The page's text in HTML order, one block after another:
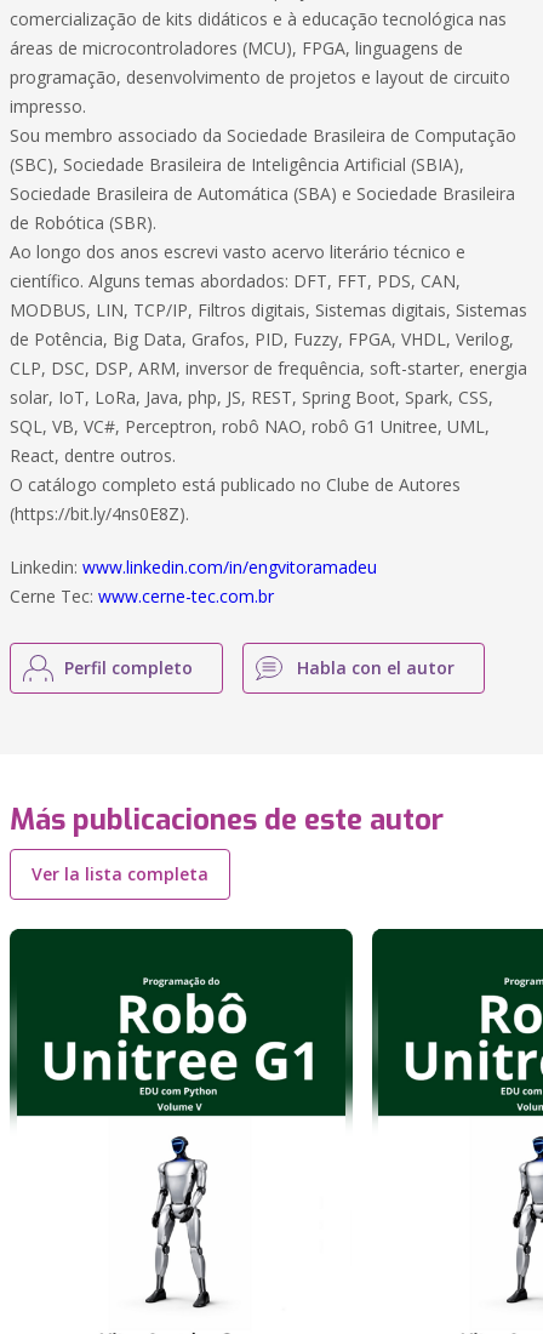
comercialização de kits didáticos e à educação tecnológica nas
áreas de microcontroladores (MCU), FPGA, linguagens de
programação, desenvolvimento de projetos e layout de circuito
impresso.
Sou membro associado da Sociedade Brasileira de Computação
(SBC), Sociedade Brasileira de Inteligência Artificial (SBIA),
Sociedade Brasileira de Automática (SBA) e Sociedade Brasileira
de Robótica (SBR).
Ao longo dos anos escrevi vasto acervo literário técnico e
científico. Alguns temas abordados: DFT, FFT, PDS, CAN,
MODBUS, LIN, TCP/IP, Filtros digitais, Sistemas digitais, Sistemas
de Potência, Big Data, Grafos, PID, Fuzzy, FPGA, VHDL, Verilog,
CLP, DSC, DSP, ARM, inversor de frequência, soft-starter, energia
solar, IoT, LoRa, Java, php, JS, REST, Spring Boot, Spark, CSS,
SQL, VB, VC#, Perceptron, robô NAO, robô G1 Unitree, UML,
React, dentre outros.
O catálogo completo está publicado no Clube de Autores
(https://bit.ly/4ns0E8Z).
Linkedin: www.linkedin.com/in/engvitoramadeu
Cerne Tec: www.cerne-tec.com.br
Perfil completo Habla con el autor
Más publicaciones de este autor
Ver la lista completa